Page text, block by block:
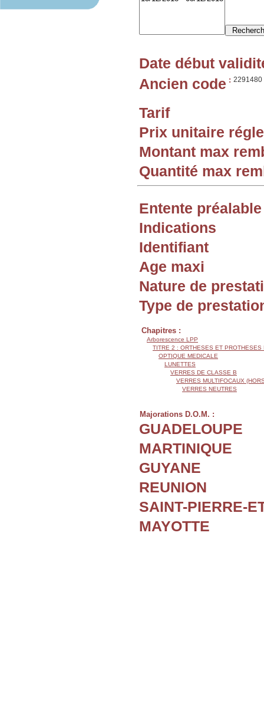
Date début
Ancien code : 2291480
Tarif
Prix unitaire
Montant max
Quantité max
Entente préalable
Indications
Identifiant
Age maxi
Nature de
Type de
Chapitres :
Arborescence LPP
TITRE 2 : ORTHESES ET PROTHESES
OPTIQUE MEDICALE
LUNETTES
VERRES DE CLASSE B
VERRES MULTIFOCAUX
VERRES NEUTRES
Majorations D.O.M. :
GUADELOUPE
MARTINIQUE
GUYANE
REUNION
SAINT-PIERRE-
MAYOTTE